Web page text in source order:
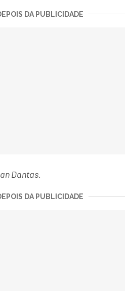
DA PUBLICIDADE
Dantas.
DA PUBLICIDADE